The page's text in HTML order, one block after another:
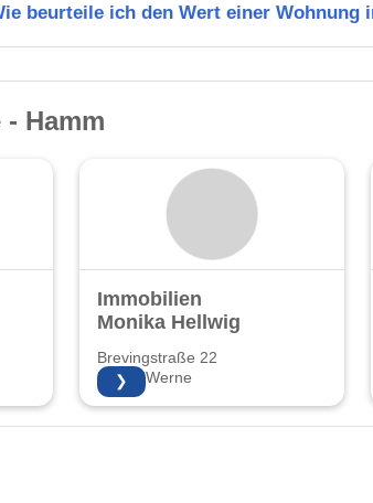
beurteile ich den Wert einer Wohnung
Hamm
Immobilien
Monika Hellwig
Brevingstraße 22
59368 Werne
❯